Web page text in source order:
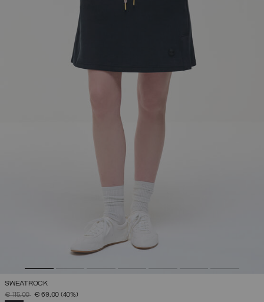
SWEATROCK
PREIS REDUZIERT VON
€ 115,00AUF
€ 69,00 (40%)